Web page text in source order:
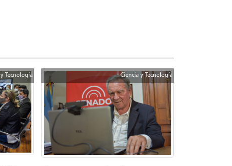
Tecnología Ciencia y Tecnología